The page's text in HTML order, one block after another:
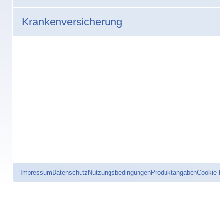
Krankenversicherung
ImpressumDatenschutzNutzungsbedingungenProduktangaben